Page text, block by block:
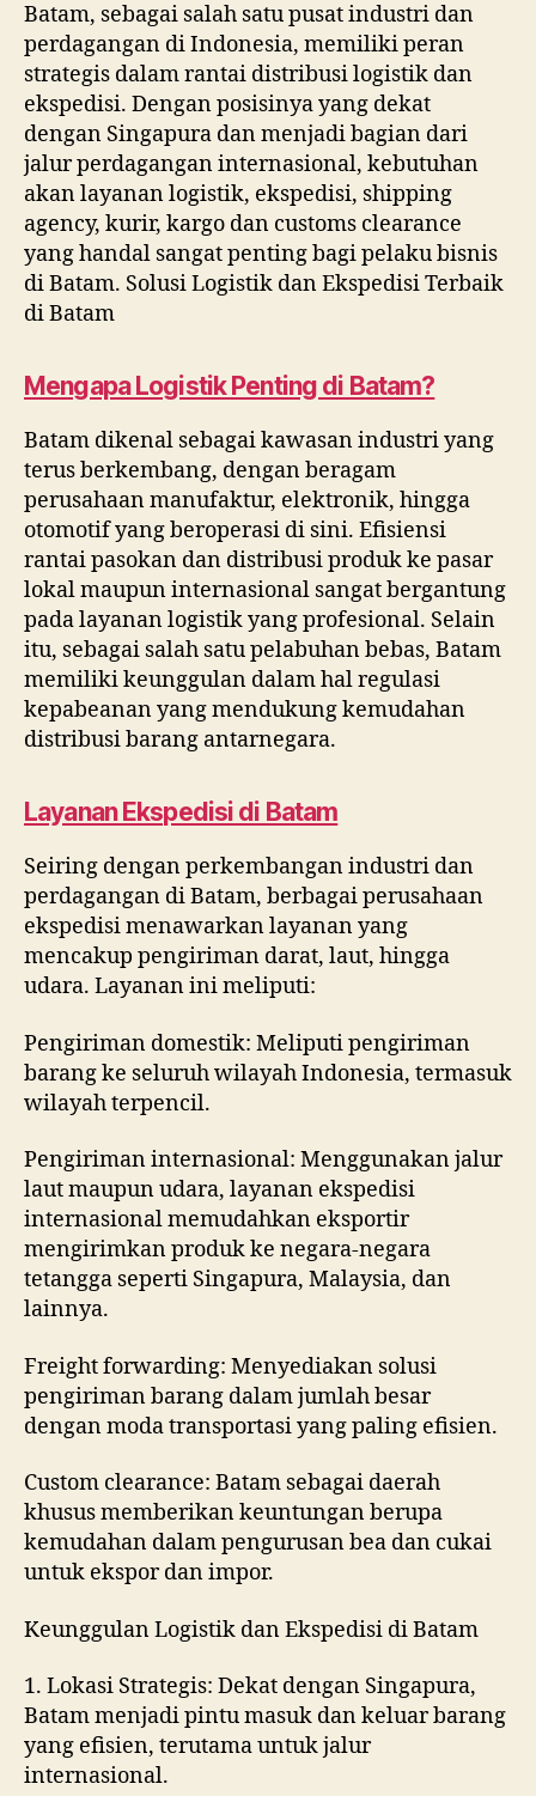
Batam, sebagai salah satu pusat industri dan
perdagangan di Indonesia, memiliki peran
strategis dalam rantai distribusi logistik dan
ekspedisi. Dengan posisinya yang dekat
dengan Singapura dan menjadi bagian dari
jalur perdagangan internasional, kebutuhan
akan layanan logistik, ekspedisi, shipping
agency, kurir, kargo dan customs clearance
yang handal sangat penting bagi pelaku bisnis
di Batam. Solusi Logistik dan Ekspedisi Terbaik
di Batam
Mengapa Logistik Penting di Batam?
Batam dikenal sebagai kawasan industri yang
terus berkembang, dengan beragam
perusahaan manufaktur, elektronik, hingga
otomotif yang beroperasi di sini. Efisiensi
rantai pasokan dan distribusi produk ke pasar
lokal maupun internasional sangat bergantung
pada layanan logistik yang profesional. Selain
itu, sebagai salah satu pelabuhan bebas, Batam
memiliki keunggulan dalam hal regulasi
kepabeanan yang mendukung kemudahan
distribusi barang antarnegara.
Layanan Ekspedisi di Batam
Seiring dengan perkembangan industri dan
perdagangan di Batam, berbagai perusahaan
ekspedisi menawarkan layanan yang
mencakup pengiriman darat, laut, hingga
udara. Layanan ini meliputi:
Pengiriman domestik: Meliputi pengiriman
barang ke seluruh wilayah Indonesia, termasuk
wilayah terpencil.
Pengiriman internasional: Menggunakan jalur
laut maupun udara, layanan ekspedisi
internasional memudahkan eksportir
mengirimkan produk ke negara-negara
tetangga seperti Singapura, Malaysia, dan
lainnya.
Freight forwarding: Menyediakan solusi
pengiriman barang dalam jumlah besar
dengan moda transportasi yang paling efisien.
Custom clearance: Batam sebagai daerah
khusus memberikan keuntungan berupa
kemudahan dalam pengurusan bea dan cukai
untuk ekspor dan impor.
Keunggulan Logistik dan Ekspedisi di Batam
1. Lokasi Strategis: Dekat dengan Singapura,
Batam menjadi pintu masuk dan keluar barang
yang efisien, terutama untuk jalur
internasional.